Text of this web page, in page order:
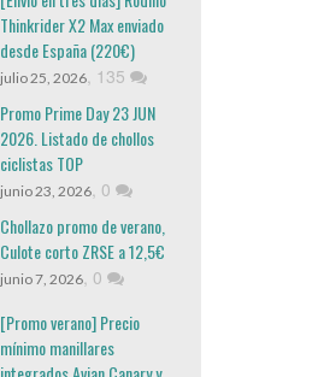
Thinkrider X2 Max enviado
desde España (220€)
julio 25, 2026, 135
Promo Prime Day 23 JUN
2026. Listado de chollos
ciclistas TOP
junio 23, 2026, 0
Chollazo promo de verano,
Culote corto ZRSE a 12,5€
junio 7, 2026, 0
[Promo verano] Precio
mínimo manillares